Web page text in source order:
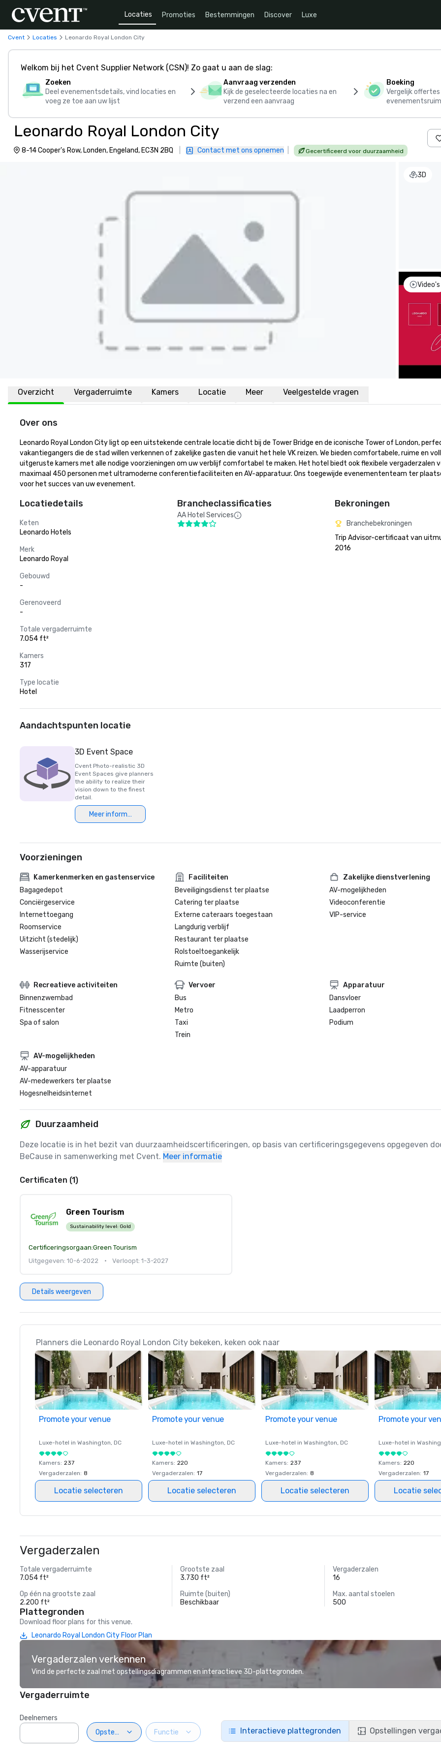
Locaties Promoties Bestemmingen Discover Luxe
Cvent Locaties Leonardo Royal London City
Welkom bij het Cvent Supplier Network (CSN)! Zo gaat u aan de slag:
Zoeken
Deel evenementsdetails, vind locaties en
voeg ze toe aan uw lijst
Aanvraag verzenden
Kijk de geselecteerde locaties na en
verzend een aanvraag
Boeking
Vergelijk
Leonardo Royal London City
8-14 Cooper's Row, Londen, Engeland, EC3N 2BQ Contact met ons opnemen Gecertificeerd voor duurzaamheid
3D
Video's
Overzicht Vergaderruimte Kamers Locatie Meer Veelgestelde vragen
Over ons
Leonardo Royal London City ligt op een uitstekende centrale locatie dicht bij de Tower Bridge en de iconische Tower of London,
vakantiegangers die de stad willen verkennen of zakelijke gasten die vanuit het hele VK reizen. We bieden comfortabele, ruime en
uitgeruste kamers met alle nodige voorzieningen om uw verblijf comfortabel te maken. Het hotel biedt ook flexibele vergaderzalen
maximaal 450 personen met ultramoderne conferentiefaciliteiten en AV-apparatuur. Ons toegewijde evenemententeam ter
voor het succes van uw evenement.
Locatiedetails
Keten
Leonardo Hotels
Merk
Leonardo Royal
Gebouwd
-
Gerenoveerd
-
Totale vergaderruimte
7.054 ft²
Kamers
317
Type locatie
Hotel
Brancheclassificaties
AA Hotel Services
Bekroningen
Branchebekroningen
Trip Advisor-certificaat van
2016
Aandachtspunten locatie
3D Event Space
Cvent Photo-realistic 3D
Event Spaces give planners
the ability to realize their
vision down to the finest
detail.
Meer informatie
Voorzieningen
Kamerkenmerken en gastenservice
Bagagedepot
Conciërgeservice
Internettoegang
Roomservice
Uitzicht (stedelijk)
Wasserijservice
Faciliteiten
Beveiligingsdienst ter plaatse
Catering ter plaatse
Externe cateraars toegestaan
Langdurig verblijf
Restaurant ter plaatse
Rolstoeltoegankelijk
Ruimte (buiten)
Zakelijke dienstverlening
AV-mogelijkheden
Videoconferentie
VIP-service
Recreatieve activiteiten
Binnenzwembad
Fitnesscenter
Spa of salon
Vervoer
Bus
Metro
Taxi
Trein
Apparatuur
Dansvloer
Laadperron
Podium
AV-mogelijkheden
AV-apparatuur
AV-medewerkers ter plaatse
Hogesnelheidsinternet
Duurzaamheid
Deze locatie is in het bezit van duurzaamheidscertificeringen, op basis van certificeringsgegevens opgegeven
BeCause in samenwerking met Cvent. Meer informatie
Certificaten (1)
Green Tourism
Sustainability level: Gold
Certificeringsorgaan:Green Tourism
Uitgegeven: 10-6-2022
• Verloopt: 1-3-2027
Details weergeven
Planners die Leonardo Royal London City bekeken, keken ook naar
Promote your venue
Luxe-hotel in Washington, DC
Kamers: 237
Vergaderzalen: 8
Locatie selecteren
Promote your venue
Luxe-hotel in Washington, DC
Kamers: 220
Vergaderzalen: 17
Locatie selecteren
Promote your venue
Luxe-hotel in Washington, DC
Kamers: 237
Vergaderzalen: 8
Locatie selecteren
Promote your
Luxe-hotel in
Kamers: 220
Vergaderzalen: 17
Locatie
Vergaderzalen
Totale vergaderruimte
7.054 ft²
Grootste zaal
3.730 ft²
Vergaderzalen
16
Op één na grootste zaal
2.200 ft²
Ruimte (buiten)
Beschikbaar
Max. aantal stoelen
500
Plattegronden
Download floor plans for this venue.
Leonardo Royal London City Floor Plan
Vergaderzalen verkennen
Vind de perfecte zaal met opstellingsdiagrammen en interactieve 3D-plattegronden.
Vergaderruimte
Deelnemers
Opstelling
Functie Interactieve plattegronden Opstellingen